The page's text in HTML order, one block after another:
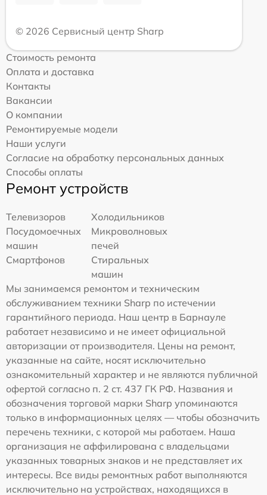
© 2026 Сервисный центр Sharp
Стоимость ремонта
Оплата и доставка
Контакты
Вакансии
О компании
Ремонтируемые модели
Наши услуги
Согласие на обработку персональных данных
Способы оплаты
Ремонт устройств
Телевизоров
Холодильников
Посудомоечных
машин
Микроволновых
печей
Смартфонов
Стиральных
машин
Мы занимаемся ремонтом и техническим
обслуживанием техники Sharp по истечении
гарантийного периода. Наш центр в Барнауле
работает независимо и не имеет официальной
авторизации от производителя. Цены на ремонт,
указанные на сайте, носят исключительно
ознакомительный характер и не являются публичной
офертой согласно п. 2 ст. 437 ГК РФ. Названия и
обозначения торговой марки Sharp упоминаются
только в информационных целях — чтобы обозначить
перечень техники, с которой мы работаем. Наша
организация не аффилирована с владельцами
указанных товарных знаков и не представляет их
интересы. Все виды ремонтных работ выполняются
исключительно на устройствах, находящихся в